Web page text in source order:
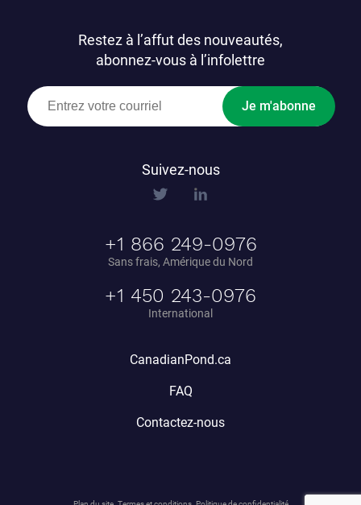
Restez à l’affut des nouveautés,
abonnez-vous à l’infolettre
Je m'abonne
Suivez-nous
+1 866 249-0976
Sans frais, Amérique du Nord
+1 450 243-0976
International
CanadianPond.ca
FAQ
Contactez-nous